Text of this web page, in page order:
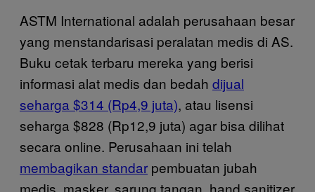
ASTM International adalah perusahaan besar
yang menstandarisasi peralatan medis di AS.
Buku cetak terbaru mereka yang berisi
informasi alat medis dan bedah dijual
seharga $314 (Rp4,9 juta), atau lisensi
seharga $828 (Rp12,9 juta) agar bisa dilihat
secara online. Perusahaan ini telah
membagikan standar pembuatan jubah
medis, masker, sarung tangan, hand sanitizer